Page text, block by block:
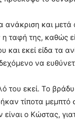
ανάκριση και
ταφή της, καθώς
και εκεί είδα τα
να
του εκεί. Το
τίποτα
ο Κώστας,